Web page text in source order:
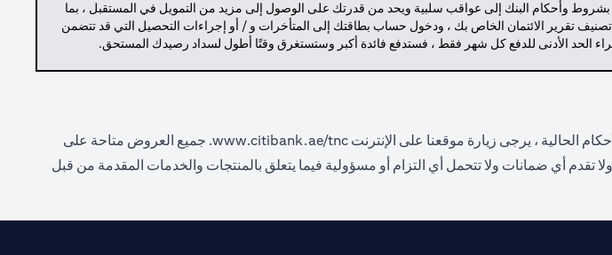
وأحكام البنك إلى عواقب سلبية ويحد من قدرتك على الوصول إلى مزيد من التمويل في المستقبل ، بما
تقرير الائتمان الخاص بك ، ودخول حساب بطاقتك إلى المتأخرات و / أو إجراءات التحصيل التي قد تتضمن
الحد الأدنى للدفع كل شهر فقط ، فستدفع فائدة أكبر وستستغرق وقتًا أطول لسداد رصيدك المستحق.
الحالية ، يرجى زيارة موقعنا على الإنترنت www.citibank.ae/tnc. جميع العروض متاحة على
تقدم أي ضمانات ولا تتحمل أي التزام أو مسؤولية فيما يتعلق بالمنتجات والخدمات المقدمة من قبل